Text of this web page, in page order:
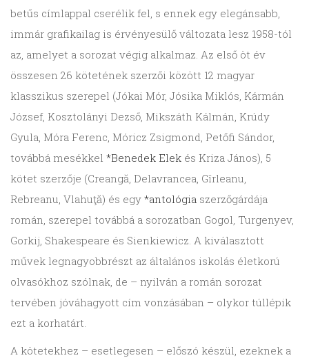
betűs címlappal cserélik fel, s ennek egy elegánsabb,
immár grafikailag is érvényesülő változata lesz 1958-tól
az, amelyet a sorozat végig alkalmaz. Az első öt év
összesen 26 kötetének szerzői között 12 magyar
klasszikus szerepel (Jókai Mór, Jósika Miklós, Kármán
József, Kosztolányi Dezső, Mikszáth Kálmán, Krúdy
Gyula, Móra Ferenc, Móricz Zsigmond, Petőfi Sándor,
továbbá mesékkel *Benedek Elek és Kriza János), 5
kötet szerzője (Creangă, Delavrancea, Gîrleanu,
Rebreanu, Vlahuţă) és egy *antológia szerzőgárdája
román, szerepel továbbá a sorozatban Gogol, Turgenyev,
Gorkij, Shakespeare és Sienkiewicz. A kiválasztott
művek legnagyobbrészt az általános iskolás életkorú
olvasókhoz szólnak, de – nyilván a román sorozat
tervében jóváhagyott cím vonzásában – olykor túllépik
ezt a korhatárt.
A kötetekhez – esetlegesen – előszó készül, ezeknek a